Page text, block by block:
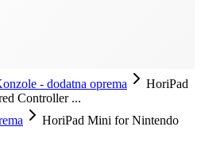
- dodatna oprema
HoriPad
Controller ...
HoriPad Mini for Nintendo